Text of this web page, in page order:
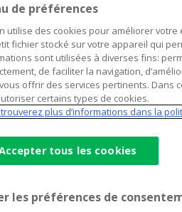
de préférences
utilise des cookies pour améliorer
fichier stocké sur votre appareil qui
sont utilisées à diverses fins:
de faciliter la navigation,
offrir des services pertinents. Dans
certains types de cookies.
plus d’informations dans la
tous les cookies
les préférences de